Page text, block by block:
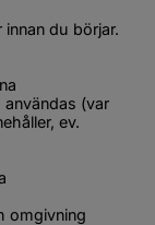
du börjar.
(var
ev.
omgivning